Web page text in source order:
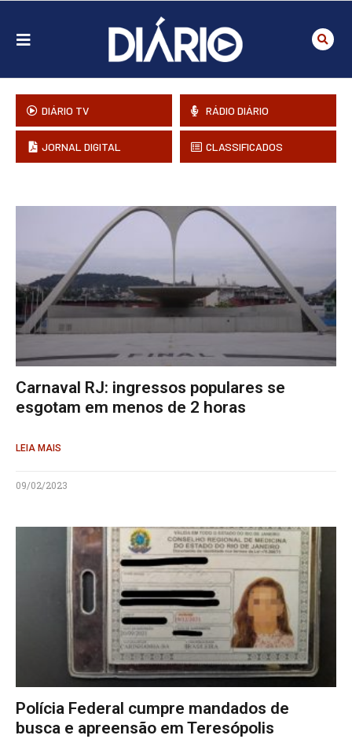
DIÁRIO TV RÁDIO DIÁRIO
JORNAL DIGITAL CLASSIFICADOS
Carnaval RJ: ingressos populares se
esgotam em menos de 2 horas
LEIA MAIS
09/02/2023
Polícia Federal cumpre mandados de
busca e apreensão em Teresópolis